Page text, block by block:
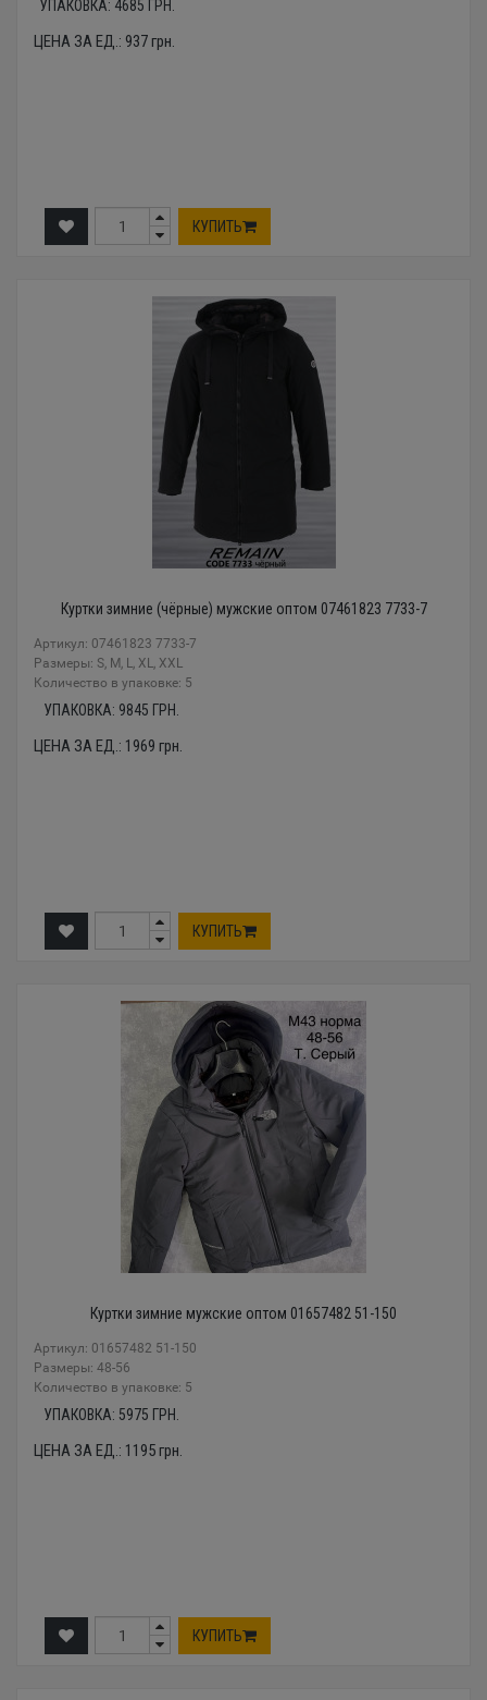
УПАКОВКА: 4685 ГРН.
ЦЕНА ЗА ЕД.: 937грн.
КУПИТЬ
Куртки зимние (чёрные) мужские оптом 07461823 7733-7
Артикул: 07461823 7733-7
Размеры: S, M, L, XL, XXL
Количество в упаковке: 5
УПАКОВКА: 9845 ГРН.
ЦЕНА ЗА ЕД.: 1969 грн.
КУПИТЬ
Куртки зимние мужские оптом 01657482 51-150
Артикул: 01657482 51-150
Размеры: 48-56
Количество в упаковке: 5
УПАКОВКА: 5975 ГРН.
ЦЕНА ЗА ЕД.: 1195грн.
КУПИТЬ